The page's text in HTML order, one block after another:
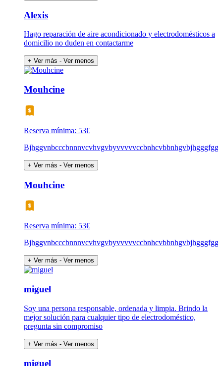
Alexis
Hago reparación de aire acondicionado y electrodomésticos a
domicilio no duden en contactarme
+ Ver más - Ver menos
Mouhcine
Reserva mínima: 53€
+ Ver más - Ver menos
Mouhcine
Reserva mínima: 53€
+ Ver más - Ver menos
miguel
Soy una persona responsable, ordenada y limpia. Brindo la
mejor solución para cualquier tipo de electrodoméstico,
pregunta sin compromiso
+ Ver más - Ver menos
miguel